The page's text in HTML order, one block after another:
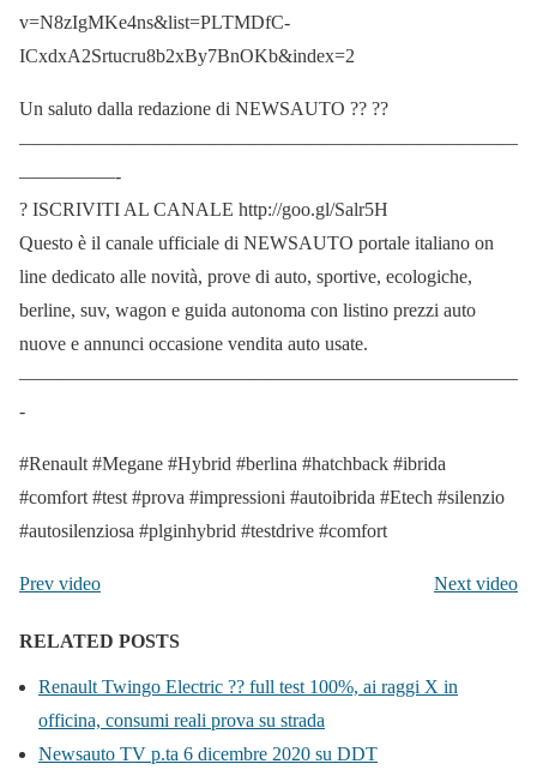
v=N8zIgMKe4ns&list=PLTMDfC-
ICxdxA2Srtucru8b2xBy7BnOKb&index=2
Un saluto dalla redazione di NEWSAUTO ?? ??
——————————————————————————
—————-
? ISCRIVITI AL CANALE http://goo.gl/Salr5H
Questo è il canale ufficiale di NEWSAUTO portale italiano on
line dedicato alle novità, prove di auto, sportive, ecologiche,
berline, suv, wagon e guida autonoma con listino prezzi auto
nuove e annunci occasione vendita auto usate.
——————————————————————————
-
#Renault #Megane #Hybrid #berlina #hatchback #ibrida
#comfort #test #prova #impressioni #autoibrida #Etech #silenzio
#autosilenziosa #plginhybrid #testdrive #comfort
Prev video Next video
RELATED POSTS
Renault Twingo Electric ?? full test 100%, ai raggi X in
officina, consumi reali prova su strada
Newsauto TV p.ta 6 dicembre 2020 su DDT